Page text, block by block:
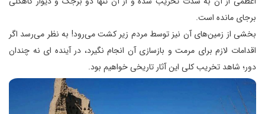
برجای مانده است.
بخشی از زمین‌های آن نیز توسط مردم زیر کشت می‌رود! به نظر می‌رسد اگر
اقدامات لازم برای مرمت و بازسازی آن انجام نگیرد، در آینده ای نه چندان
دور؛ شاهد تخریب کلی این آثار تاریخی خواهیم بود.